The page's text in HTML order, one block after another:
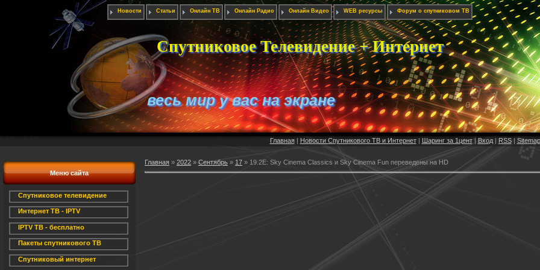
Новости Статьи Онлайн ТВ Онлайн Радио Онлайн Видео WEB ресурсы Форум о спутниковом ТВ
Спутниковое Телевидение + Интернет
весь мир у вас на экране
Главная| Новости Спутникового ТВ и Интернет| Шаринг за 1цент|Вход| RSS| Sitemap
Меню сайта
Спутниковое телевидение
Интернет ТВ - IPTV
IPTV ТВ - бесплатно
Пакеты спутникового ТВ
Спутниковый интернет
Главная » 2022 » Сентябрь » 17 » 19.2E: Sky Cinema Classics и Sky Cinema Fun переведены на HD